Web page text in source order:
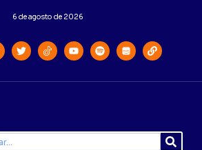
6 de agosto de 2026